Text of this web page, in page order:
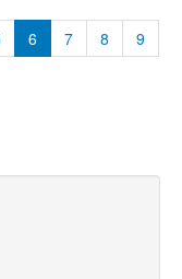
6 7 8 9